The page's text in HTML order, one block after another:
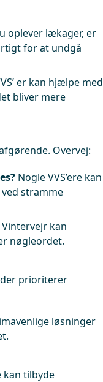
oplever lækager, er
for at undgå
er kan hjælpe med
bliver mere
Overvej:
Nogle VVS’ere kan
stramme
Vintervejr kan
nøgleordet.
der prioriterer
løsninger
kan tilbyde